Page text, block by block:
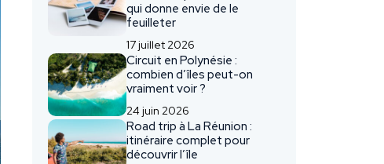
qui donne envie de le
feuilleter
17 juillet 2026
Circuit en Polynésie :
combien d’îles peut-on
vraiment voir ?
24 juin 2026
Road trip à La Réunion :
itinéraire complet pour
découvrir l’île